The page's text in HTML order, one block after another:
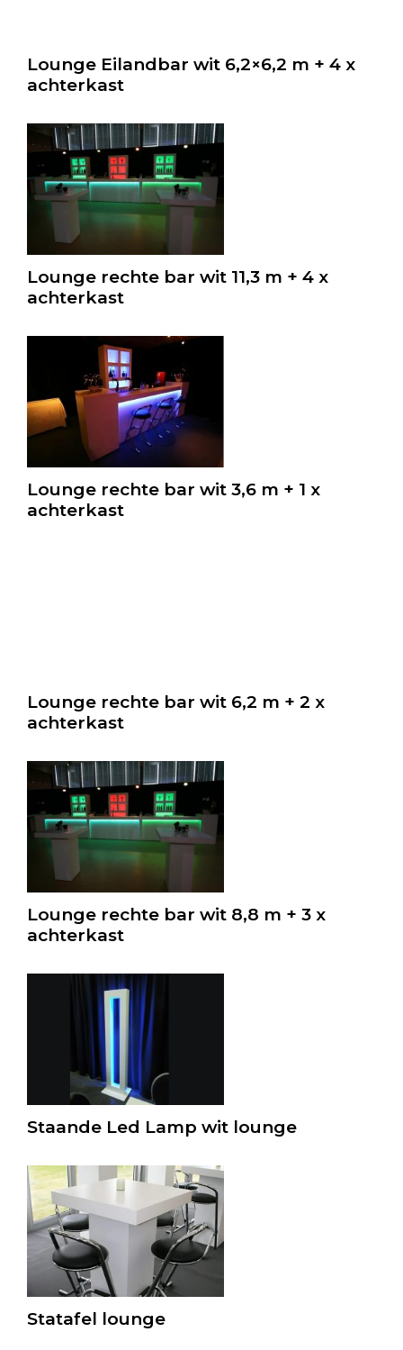
Lounge Eilandbar wit 6,2×6,2 m + 4 x
achterkast
Lounge rechte bar wit 11,3 m + 4 x
achterkast
Lounge rechte bar wit 3,6 m + 1 x
achterkast
Lounge rechte bar wit 6,2 m + 2 x
achterkast
Lounge rechte bar wit 8,8 m + 3 x
achterkast
Staande Led Lamp wit lounge
Statafel lounge